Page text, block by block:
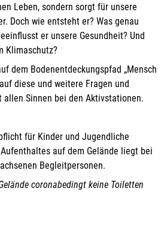
Leben, sondern sorgt für unsere
Doch wie entsteht er? Was genau
er unsere Gesundheit? Und
Klimaschutz?
dem Bodenentdeckungspfad „Mensch
diese und weitere Fragen und
allen Sinnen bei den Aktivstationen.
für Kinder und Jugendliche
auf dem Gelände liegt bei
Begleitpersonen.
coronabedingt keine Toiletten